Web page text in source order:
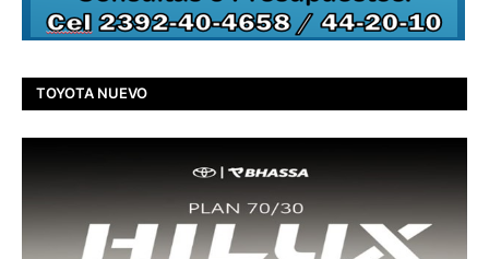
TOYOTA NUEVO